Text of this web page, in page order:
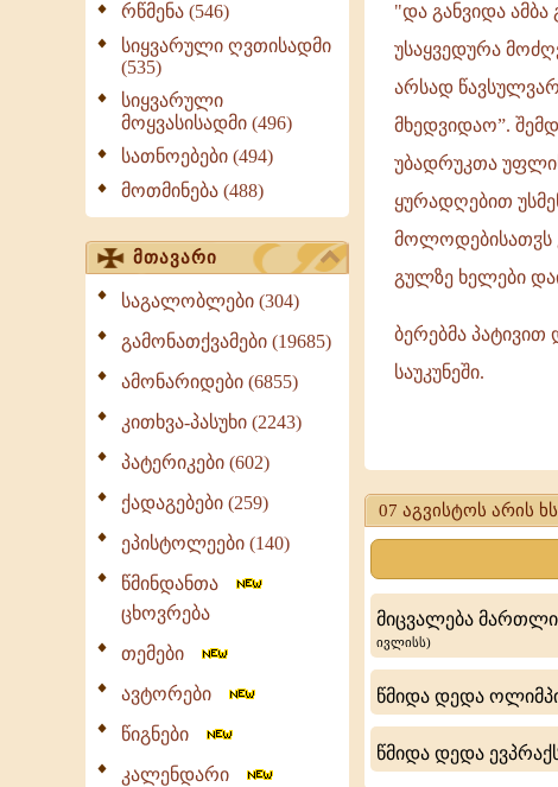
რწმენა (546)
სიყვარული ღვთისადმი
(535)
სიყვარული
მოყვასისადმი (496)
სათნოებები (494)
მოთმინება (488)
მთავარი
საგალობლები (304)
გამონათქვამები (19685)
ამონარიდები (6855)
კითხვა-პასუხი (2243)
პატერიკები (602)
ქადაგებები (259)
ეპისტოლეები (140)
წმინდანთა
ცხოვრება
თემები
ავტორები
წიგნები
კალენდარი
მის
თანა”.
"და განვიდა
უსაყვედურა
არსად
მხედვიდაო”.
უბადრუკთა
ყურადღებით
მოლოდებისათჳს
გულზე ხელები
ბერებმა
საუკუნეში.
ანალიტელი,
ბრძენ
იყო.
და
სწავლულ
ყოვლითა
07 აგვისტოს არის
მიცვალება
ივლისს)
წმიდა დედა
წმიდა დედა